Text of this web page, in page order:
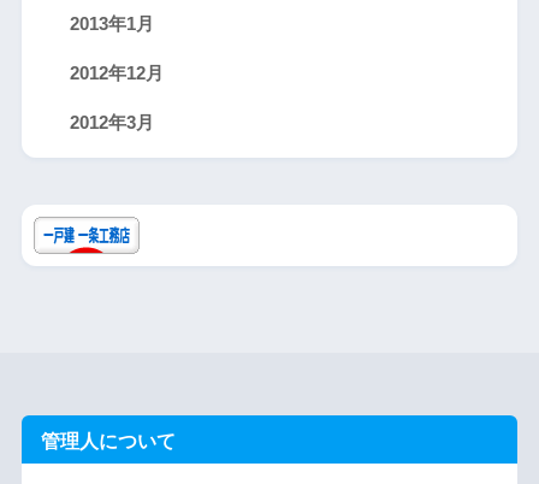
2013年1月
2012年12月
2012年3月
管理人について